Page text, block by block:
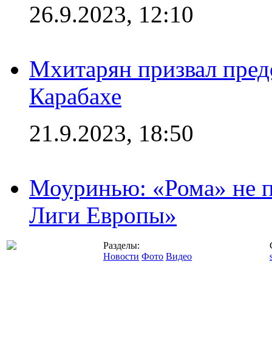
26.9.2023, 12:10
Мхитарян призвал
Карабахе
21.9.2023, 18:50
Моуринью: «Рома» не
Лиги Европы»
Разделы:
Новости Фото Видео